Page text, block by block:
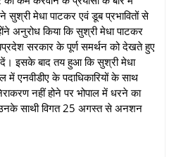
सुश्री मेधा पाटकर एवं डूब प्रभावितों से
अनुरोध किया कि सुश्री मेधा पाटकर
सरकार के पूर्ण समर्थन को देखते हुए
इसके बाद तय हुआ कि सुश्री मेधा
में एनवीडीए के पदाधिकारियों के साथ
नहीं होने पर भोपाल में धरने का
साथी विगत 25 अगस्त से अनशन